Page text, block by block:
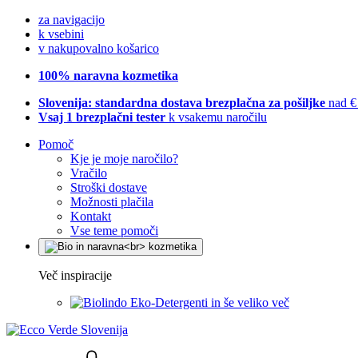
za navigacijo
k vsebini
v nakupovalno košarico
100% naravna kozmetika
Slovenija: standardna dostava brezplačna za pošiljke nad
Vsaj 1 brezplačni tester k vsakemu naročilu
Pomoč
Kje je moje naročilo?
Vračilo
Stroški dostave
Možnosti plačila
Kontakt
Vse teme pomoči
Več inspiracije
Eko-Detergenti in še veliko več